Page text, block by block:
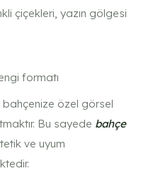
çiçekleri, yazın gölgesi
formatı
bahçenize özel görsel
Bu sayede bahçe
ve uyum